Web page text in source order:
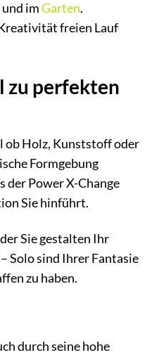
und imGarten.
freien Lauf
zu perfekten
ob Holz, Kunststoff oder
Formgebung
der Power X-Change
Sie hinführt.
Sie gestalten Ihr
Solo sind Ihrer Fantasie
zu haben.
durch seine hohe